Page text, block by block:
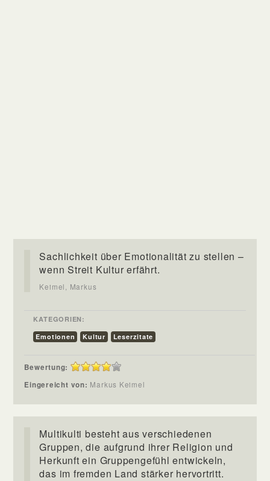
Sachlichkeit über Emotionalität zu stellen –
wenn Streit Kultur erfährt.
Keimel, Markus
KATEGORIEN:
Emotionen
Kultur Leserzitate
Bewertung:
Eingereicht von: Markus Keimel
Multikulti besteht aus verschiedenen
Gruppen, die aufgrund ihrer Religion und
Herkunft ein Gruppengefühl entwickeln,
das im fremden Land stärker hervortritt.